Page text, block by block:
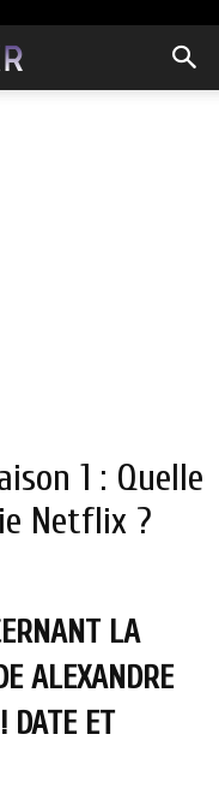
1 : Quelle
Netflix ?
LA
ALEXANDRE
DATE ET